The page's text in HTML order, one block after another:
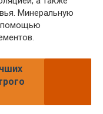
Минеральную
помощью